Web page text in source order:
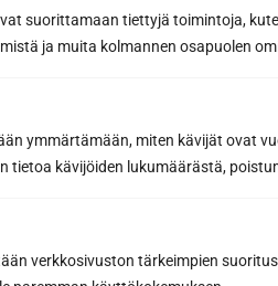
suorittamaan tiettyjä toimintoja,
ja muita kolmannen osapuolen
ymmärtämään, miten kävijät ovat
tietoa kävijöiden lukumäärästä,
verkkosivuston tärkeimpien
wishes! You can call040
info@sunsauna.fi